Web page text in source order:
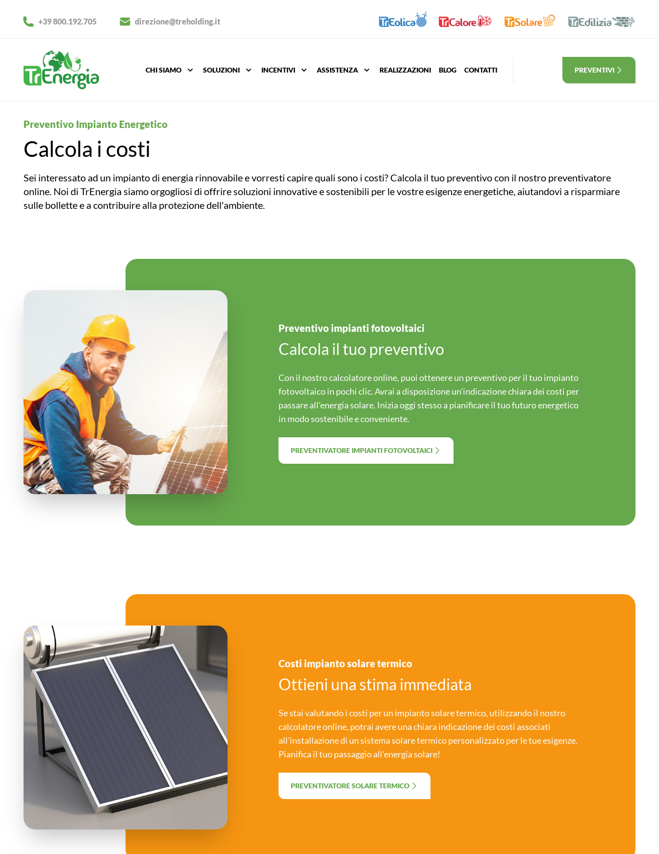
+39 800.192.705 direzione@treholding.it
CHI SIAMO
TRCALORE
TREOLICA
SOLUZIONI
FOTOVOLTAICO PLUG&PLAY
RISCALDAMENTO E
EFFICIENZA ENERGETICA
ACCUMULATORE DI ENERGIA
INCENTIVI
EFFICIENZA ENERGETICA
REDDITO ENERGETICO
ASSISTENZA
STUFE A PELLET
CENTRO ASSISTENZA TRENERGIA
REALIZZAZIONI BLOG CONTATTI PREVENTIVI
Preventivo Impianto Energetico
Calcola i costi
Sei interessato ad un impianto di energia rinnovabile e vorresti capire quali sono i costi? Calcola il tuo preventivo con il nostro preventivatore
online. Noi di TrEnergia siamo orgogliosi di offrire soluzioni innovative e sostenibili per le vostre esigenze energetiche, aiutandovi a risparmiare
sulle bollette e a contribuire alla protezione dell'ambiente.
Preventivo impianti fotovoltaici
Calcola il tuo preventivo
Con il nostro calcolatore online, puoi ottenere un preventivo per il tuo impianto
fotovoltaico in pochi clic. Avrai a disposizione un'indicazione chiara dei costi per
passare all'energia solare. Inizia oggi stesso a pianificare il tuo futuro energetico
in modo sostenibile e conveniente.
PREVENTIVATORE IMPIANTI FOTOVOLTAICI
Costi impianto solare termico
Ottieni una stima immediata
Se stai valutando i costi per un impianto solare termico, utilizzando il nostro
calcolatore online, potrai avere una chiara indicazione dei costi associati
all'installazione di un sistema solare termico personalizzato per le tue esigenze.
Pianifica il tuo passaggio all'energia solare!
PREVENTIVATORE SOLARE TERMICO